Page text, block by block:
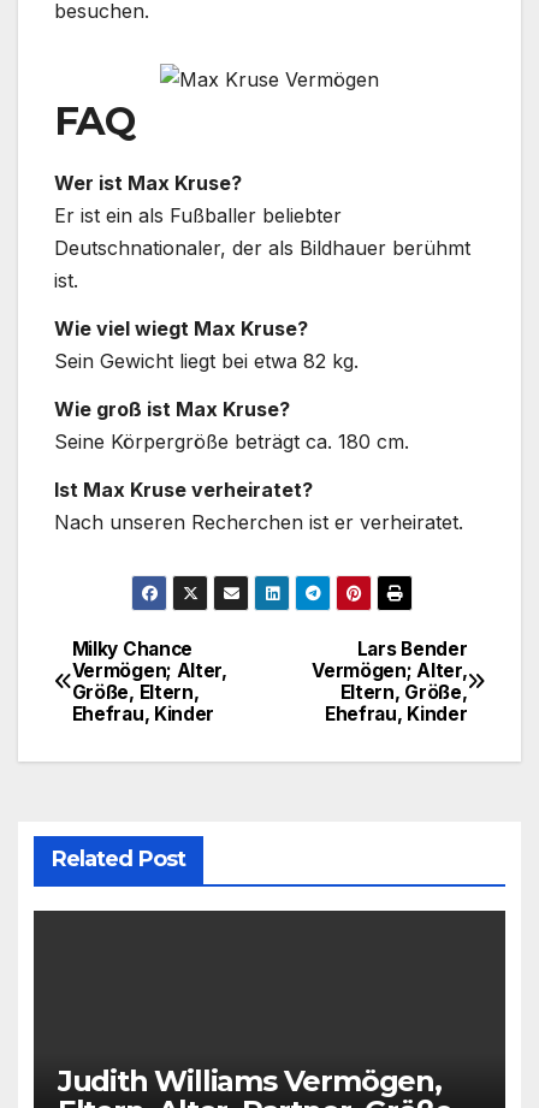
besuchen.
FAQ
Wer ist Max Kruse?
Er ist ein als Fußballer beliebter
Deutschnationaler, der als Bildhauer berühmt
ist.
Wie viel wiegt Max Kruse?
Sein Gewicht liegt bei etwa 82 kg.
Wie groß ist Max Kruse?
Seine Körpergröße beträgt ca. 180 cm.
Ist Max Kruse verheiratet?
Nach unseren Recherchen ist er verheiratet.
Post
navigation
Lars Bender
Vermögen; Alter,
Eltern, Größe,
Ehefrau, Kinder
Milky Chance
Vermögen; Alter,
Größe, Eltern,
Ehefrau, Kinder
Related Post
Judith Williams Vermögen,